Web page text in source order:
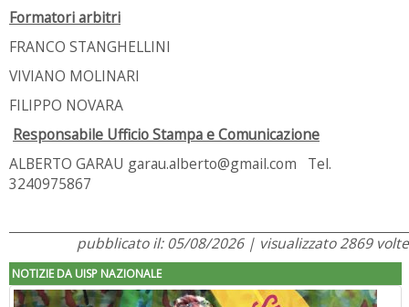
Formatori arbitri
FRANCO STANGHELLINI
VIVIANO MOLINARI
FILIPPO NOVARA
Responsabile Ufficio Stampa e Comunicazione
ALBERTO GARAU garau.alberto@gmail.com Tel.
3240975867
pubblicato il: 05/08/2026 | visualizzato 2869 volte
NOTIZIE DA UISP NAZIONALE